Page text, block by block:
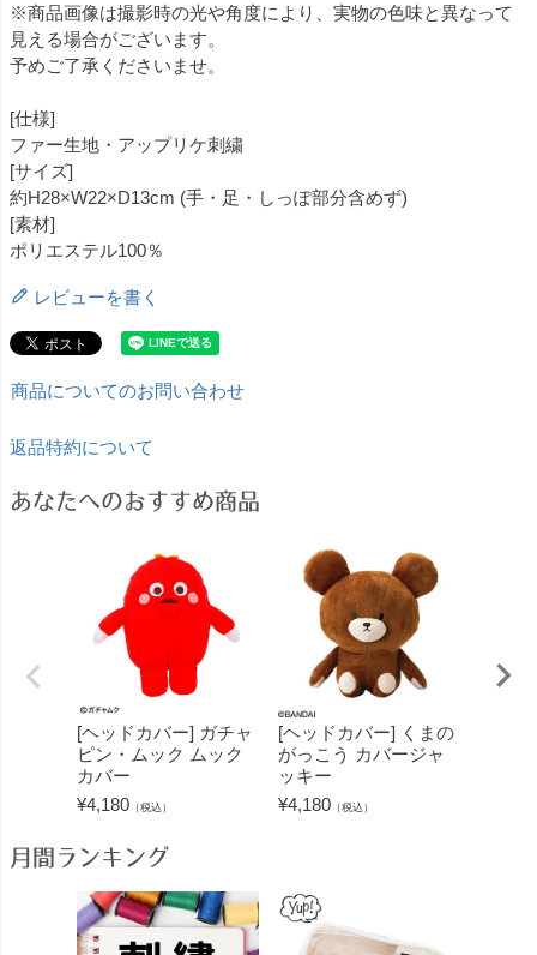
※商品画像は撮影時の光や角度により、実物の色味と異なって
見える場合がございます。
予めご了承くださいませ。
[仕様]
ファー生地・アップリケ刺繍
[サイズ]
約H28×W22×D13cm (手・足・しっぽ部分含めず)
[素材]
ポリエステル100％
レビューを書く
商品についてのお問い合わせ
返品特約について
あなたへのおすすめ商品
[ヘッドカバー] ガチャ
ピン・ムック ムック
カバー
¥4,180 （税込）
[ヘッドカバー] くまの
がっこう カバージャ
ッキー
¥4,180 （税込）
月間ランキング